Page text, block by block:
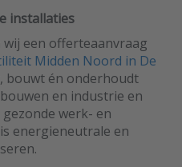
installaties
een offerteaanvraag
Midden Noord in De
bouwt én onderhoudt
en industrie en
werk- en
energieneutrale en